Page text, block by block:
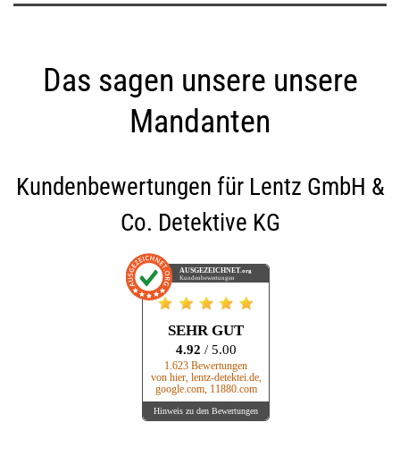
Das sagen unsere unsere
Mandanten
Kundenbewertungen für Lentz GmbH &
Co. Detektive KG
AUSGEZEICHNET .org
Kundenbewertungen
SEHR GUT
4.92 / 5.00
1.623 Bewertungen
von hier, lentz-detektei.de,
google.com, 11880.com
Hinweis zu den Bewertungen